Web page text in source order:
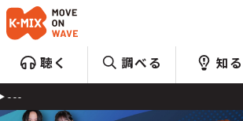
聴く 調べる 知る